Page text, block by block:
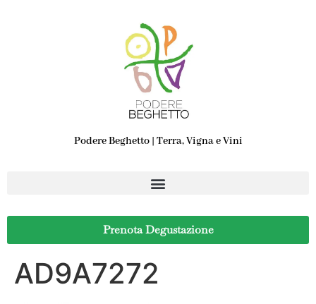
Podere Beghetto | Terra, Vigna e Vini
Prenota Degustazione
AD9A7272